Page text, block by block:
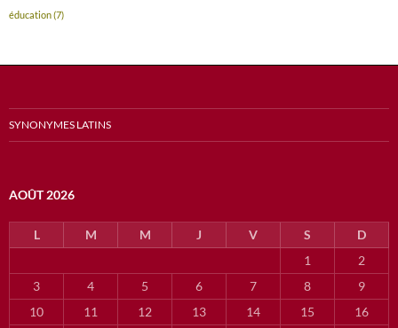
éducation(7)
SYNONYMES LATINS
AOÛT 2026
L M M J V S
D
1
2
3
4 5 6 7 8
9
10
11 12 13 14 15 16